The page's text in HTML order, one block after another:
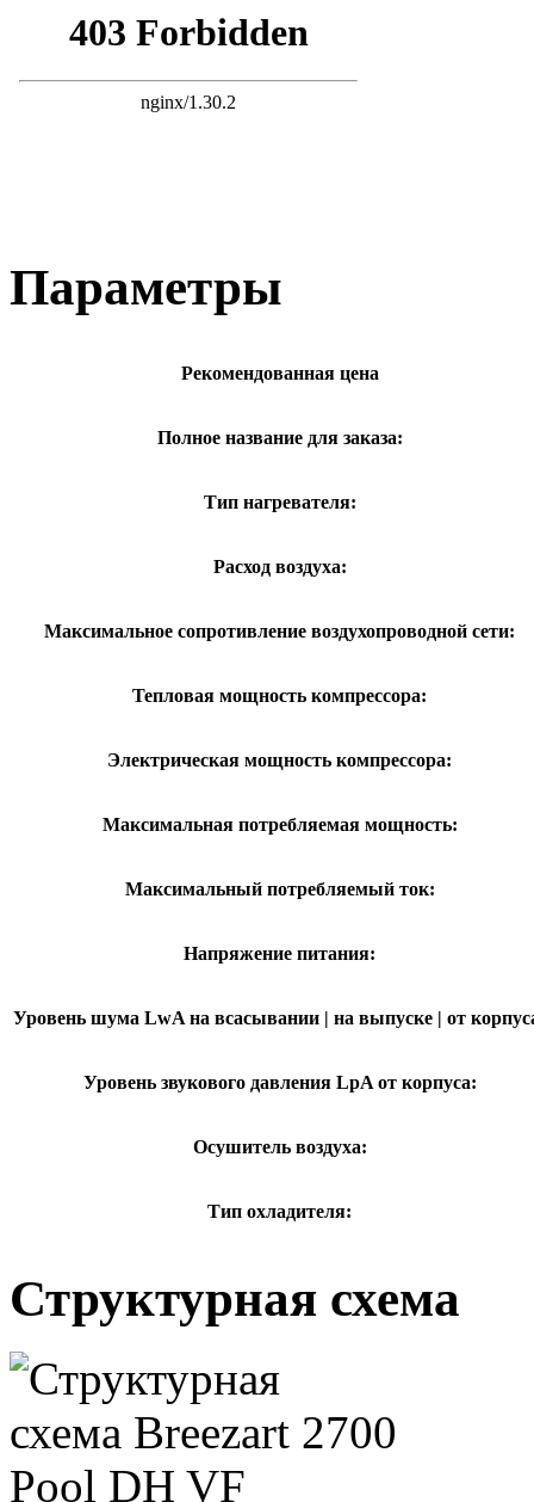
Параметры
Рекомендованная цена
Полное название для заказа:
Тип нагревателя:
Расход воздуха:
Максимальное сопротивление воздухопроводной сети:
Тепловая мощность компрессора:
Электрическая мощность компрессора:
Максимальная потребляемая мощность:
Максимальный потребляемый ток:
Напряжение питания:
Уровень шума LwA на всасывании | на выпуске | от
Уровень звукового давления LpA от корпуса:
Осушитель воздуха:
Тип охладителя:
Структурная схема